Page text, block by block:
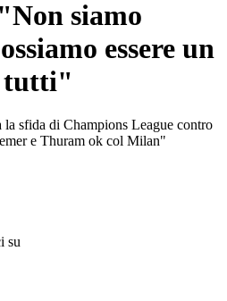
siamo
essere un
tutti"
la sfida di Champions League contro
e Thuram ok col Milan"
su